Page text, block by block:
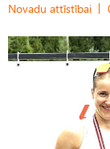
Novadu attīstībai